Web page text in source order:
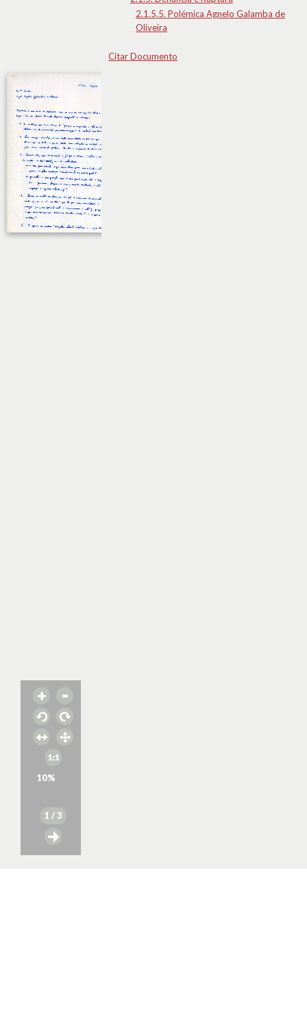
10%
1 / 3
2.1.5.5. Polémica Agnelo Galamba de
Oliveira
Citar Documento